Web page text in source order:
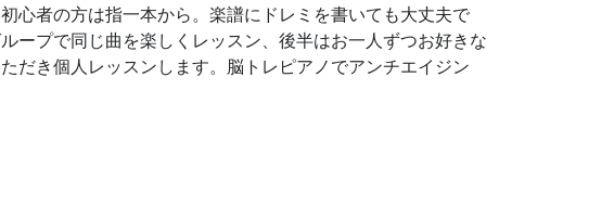
心者の方は指一本から。楽譜にドレミを書いても大丈夫で
ープで同じ曲を楽しくレッスン、後半はお一人ずつお好きな
だき個人レッスンします。脳トレピアノでアンチエイジン